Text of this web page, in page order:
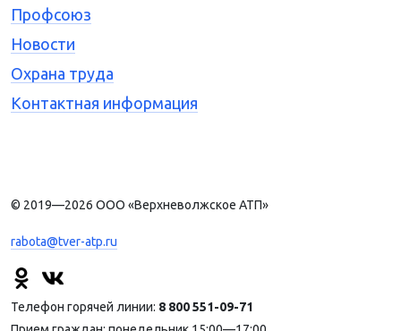
Профсоюз
Новости
Охрана труда
Контактная информация
© 2019—2026 ООО «Верхневолжское АТП»
rabota@tver-atp.ru
Телефон горячей линии: 8 800 551-09-71